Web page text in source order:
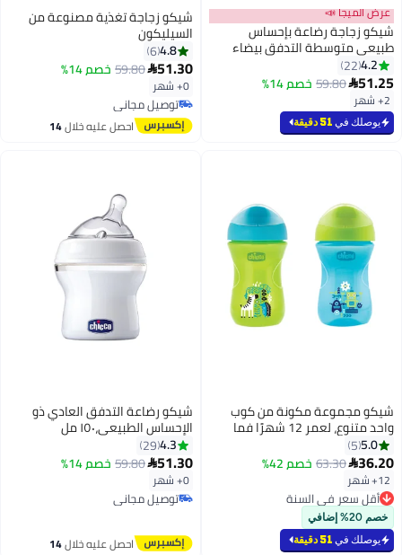
عرض الميجا 📣
شيكو زجاجة رضاعة بإحساس
طبيعي متوسطة التدفق بيضاء
لعمر شهرين وما فوق - 250 مل
4.2
22
51.25
59.80خصم 14%
2+ شهر
يوصلك في 51 دقيقة
شيكو زجاجة تغذية مصنوعة من
السيليكون
4.8
6
51.30
59.80خصم 14%
0+ شهر
توصيل مجاني
توصيل مجانياحصل عليه خلال14
شيكو مجموعة مكونة من كوب
واحد متنوع، لعمر 12 شهرًا فما
فوق5.0
5
36.20
63.30خصم 42%
12+ شهر
أقل سعر في السنة
أقل سعر في السنة
خصم 20% إضافي
يوصلك في 51 دقيقة
شيكو رضاعة التدفق العادي ذو
الإحساس الطبيعي،١٥٠ مل
4.3
29
51.30
59.80خصم 14%
0+ شهر
توصيل مجاني
توصيل مجاني
احصل عليه خلال14